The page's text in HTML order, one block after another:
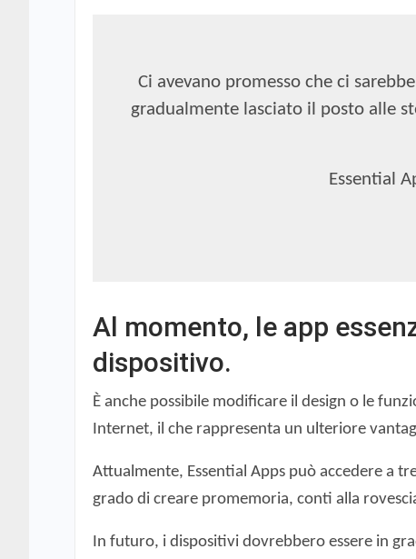
Ci avevano promesso che ci
gradualmente lasciato il posto alle
Essential
Al momento, le app
dispositivo.
È anche possibile modificare il design o le
Internet, il che rappresenta un ulteriore
Attualmente, Essential Apps può accedere a
grado di creare promemoria, conti alla
In futuro, i dispositivi dovrebbero essere in